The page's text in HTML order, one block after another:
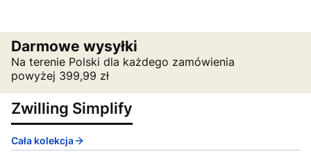
Darmowe wysyłki
Na terenie Polski dla każdego zamówienia
powyżej 399,99 zł
Zwilling Simplify
Cała kolekcja